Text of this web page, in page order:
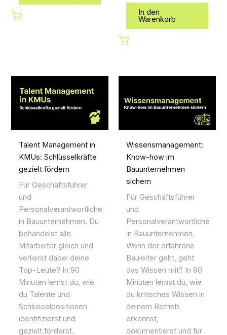
In den
Warenkorb
Talent Management in
KMUs: Schlüsselkräfte
gezielt fördern
Für Geschäftsführer
und
Personalverantwortliche
in Bauunternehmen. Du
behandelst alle
Mitarbeiter gleich und
verlierst dabei deine
Top-Leute? In 90
Minuten lernst du, wie
du Talente und
Schlüsselpositionen
identifizierst und
gezielt förderst.
Wissensmanagement:
Know-how im
Bauunternehmen
sichern
Für Geschäftsführer
und
Personalverantwortliche
in Bauunternehmen.
Wenn der erfahrene
Bauleiter geht, geht
das Wissen mit? In 90
Minuten lernst du, wie
du kritisches Wissen in
deinem Betrieb
erkennst,
dokumentierst und für